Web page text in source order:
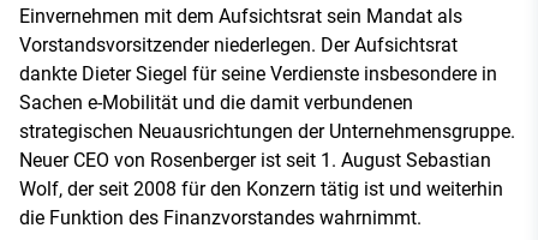
Einvernehmen mit dem Aufsichtsrat sein Mandat als
Vorstandsvorsitzender niederlegen. Der Aufsichtsrat
dankte Dieter Siegel für seine Verdienste insbesondere in
Sachen e-Mobilität und die damit verbundenen
strategischen Neuausrichtungen der Unternehmensgruppe.
Neuer CEO von Rosenberger ist seit 1. August Sebastian
Wolf, der seit 2008 für den Konzern tätig ist und weiterhin
die Funktion des Finanzvorstandes wahrnimmt.